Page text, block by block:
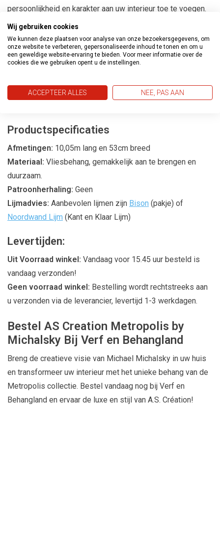
persoonlijkheid en karakter aan uw interieur toe te voegen.
Transformeer Uw Ruimtes
Met de Metropolis behangcollectie kunt u eenvoudig een
gedurfde en moderne sfeer creëren in uw huis. Of het nu
trendy accent in de slaapkamer, deze collectie biedt de
Productspecificaties
Afmetingen: 10,05m lang en 53cm breed
Materiaal: Vliesbehang, gemakkelijk aan te brengen en
duurzaam.
Patroonherhaling: Geen
Lijmadvies: Aanbevolen lijmen zijn Bison (pakje) of
Noordwand Lijm (Kant en Klaar Lijm)
Levertijden:
Uit Voorraad winkel: Vandaag voor 15.45 uur besteld is
vandaag verzonden!
Geen voorraad winkel: Bestelling wordt rechtstreeks aan
u verzonden via de leverancier, levertijd 1-3 werkdagen.
Bestel AS Creation Metropolis by
Michalsky Bij Verf en Behangland
Breng de creatieve visie van Michael Michalsky in uw huis
en transformeer uw interieur met het unieke behang van de
Metropolis collectie. Bestel vandaag nog bij Verf en
Behangland en ervaar de luxe en stijl van A.S. Création!
Wij gebruiken cookies
We kunnen deze plaatsen voor analyse van onze bezoekersgegevens, om
onze website te verbeteren, gepersonaliseerde inhoud te tonen en om u
een geweldige website-ervaring te bieden. Voor meer informatie over de
cookies die we gebruiken opent u de instellingen.
ACCEPTEER ALLES NEE, PAS AAN